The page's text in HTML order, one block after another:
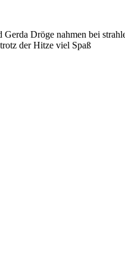
Dröge nahmen bei
der Hitze viel Spaß